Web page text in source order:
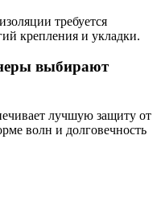
требуется
крепления и укладки.
выбирают
лучшую защиту от
волн и долговечность